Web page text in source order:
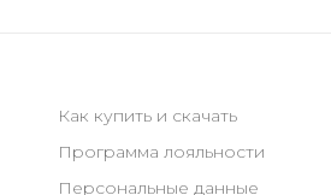
Как купить и скачать
Программа лояльности
Персональные данные